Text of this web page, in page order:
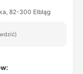
82-300 Elbląg